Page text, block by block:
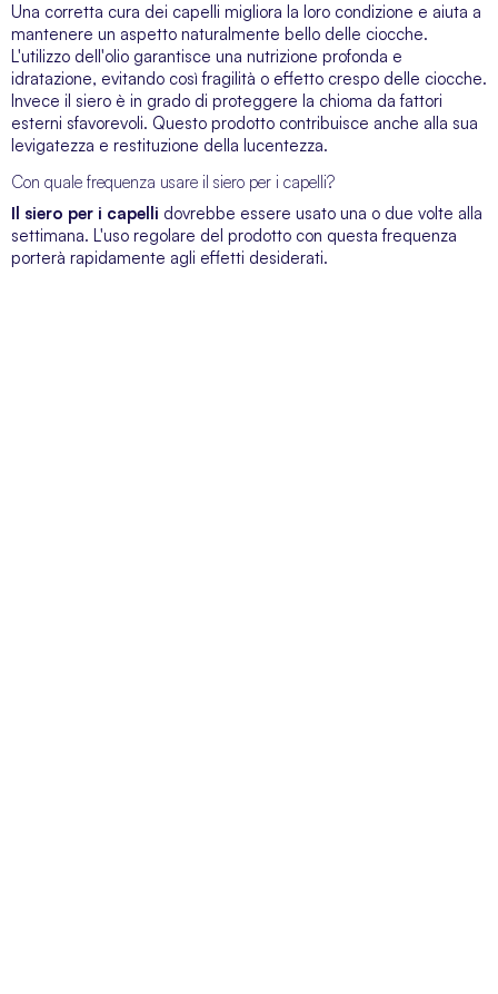
Una corretta cura dei capelli migliora la loro condizione e aiuta a
mantenere un aspetto naturalmente bello delle ciocche.
L'utilizzo dell'olio garantisce una nutrizione profonda e
idratazione, evitando così fragilità o effetto crespo delle ciocche.
Invece il siero è in grado di proteggere la chioma da fattori
esterni sfavorevoli. Questo prodotto contribuisce anche alla sua
levigatezza e restituzione della lucentezza.
Con quale frequenza usare il siero per i capelli?
Il siero per i capelli dovrebbe essere usato una o due volte alla
settimana. L'uso regolare del prodotto con questa frequenza
porterà rapidamente agli effetti desiderati.